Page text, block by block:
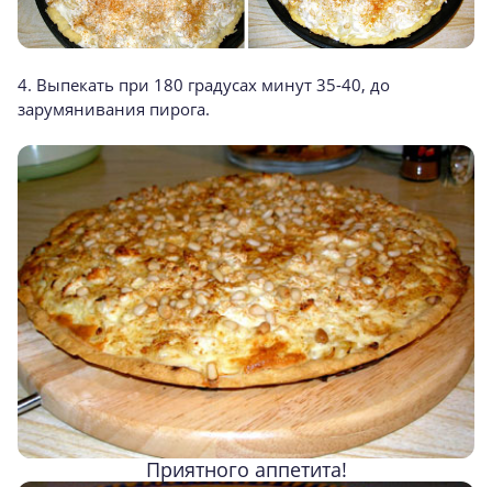
4. Выпекать при 180 градусах минут 35-40, до
зарумянивания пирога.
Приятного аппетита!